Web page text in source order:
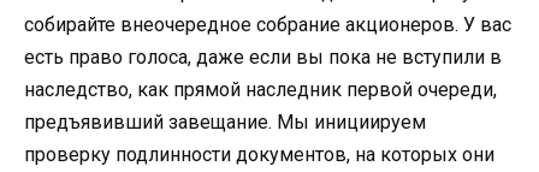
собирайте внеочередное собрание акционеров. У вас
есть право голоса, даже если вы пока не вступили в
наследство, как прямой наследник первой очереди,
предъявивший завещание. Мы инициируем
проверку подлинности документов, на которых они